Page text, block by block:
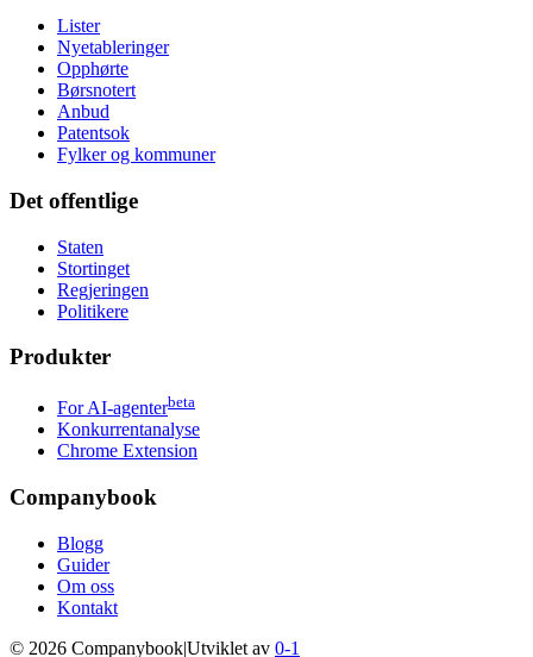
Lister
Nyetableringer
Opphørte
Børsnotert
Anbud
Patentsok
Fylker og kommuner
Det offentlige
Staten
Stortinget
Regjeringen
Politikere
Produkter
For AI-agenterbeta
Konkurrentanalyse
Chrome Extension
Companybook
Blogg
Guider
Om oss
Kontakt
© 2026 Companybook|Utviklet av 0-1